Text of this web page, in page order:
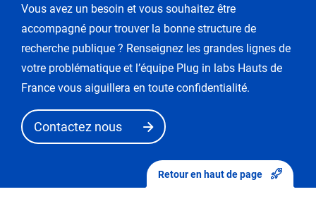
Vous
entrez
dans
le
mode
«
demande
».
Vous avez un besoin et vous souhaitez être
accompagné pour trouver la bonne structure de
recherche publique ? Renseignez les grandes lignes de
votre problématique et l’équipe Plug in labs Hauts de
France vous aiguillera en toute confidentialité.
Contactez nous
Retour en haut de page